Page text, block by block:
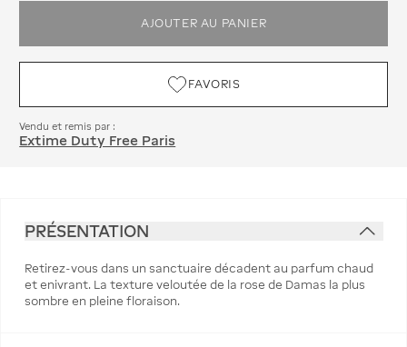
AJOUTER AU PANIER
FAVORIS
Vendu et remis par :
Extime Duty Free Paris
PRÉSENTATION
Retirez-vous dans un sanctuaire décadent au parfum chaud
et enivrant. La texture veloutée de la rose de Damas la plus
sombre en pleine floraison.